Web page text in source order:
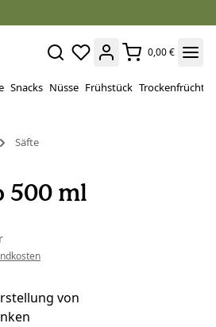
0,00 €
Snacks Nüsse Frühstück Trockenfrüchte
Säfte
500 ml
von